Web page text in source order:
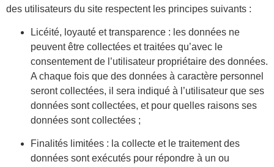
des utilisateurs du site respectent les principes suivants :
Licéité, loyauté et transparence : les données ne
peuvent être collectées et traitées qu’avec le
consentement de l’utilisateur propriétaire des données.
A chaque fois que des données à caractère personnel
seront collectées, il sera indiqué à l’utilisateur que ses
données sont collectées, et pour quelles raisons ses
données sont collectées ;
Finalités limitées : la collecte et le traitement des
données sont exécutés pour répondre à un ou